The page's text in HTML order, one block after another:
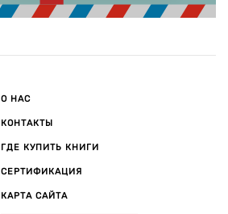
О НАС
КОНТАКТЫ
ГДЕ КУПИТЬ КНИГИ
СЕРТИФИКАЦИЯ
КАРТА САЙТА